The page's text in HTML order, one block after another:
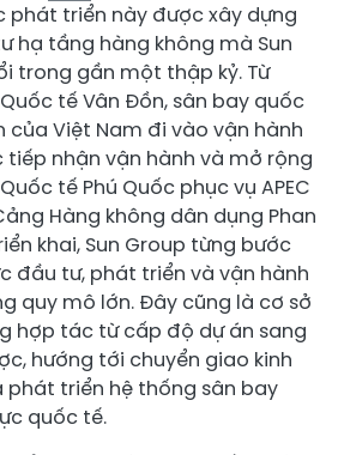
phát triển này được xây dựng
hạ tầng hàng không mà Sun
trong gần một thập kỷ. Từ
tế Vân Đồn, sân bay quốc
của Việt Nam đi vào vận hành
tiếp nhận vận hành và mở rộng
tế Phú Quốc phục vụ APEC
Hàng không dân dụng Phan
khai, Sun Group từng bước
đầu tư, phát triển và vận hành
quy mô lớn. Đây cũng là cơ sở
hợp tác từ cấp độ dự án sang
hướng tới chuyển giao kinh
triển hệ thống sân bay
quốc tế.